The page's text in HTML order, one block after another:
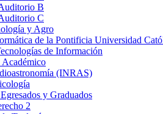
B
C
y Agro
de la Pontificia Universidad
de Información
(INRAS)
y Graduados
2